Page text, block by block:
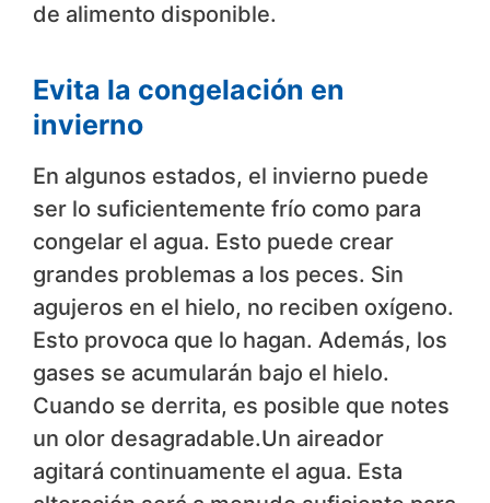
de alimento disponible.
Evita la congelación en
invierno
En algunos estados, el invierno puede
ser lo suficientemente frío como para
congelar el agua. Esto puede crear
grandes problemas a los peces. Sin
agujeros en el hielo, no reciben oxígeno.
Esto provoca que lo hagan. Además, los
gases se acumularán bajo el hielo.
Cuando se derrita, es posible que notes
un olor desagradable.Un aireador
agitará continuamente el agua. Esta